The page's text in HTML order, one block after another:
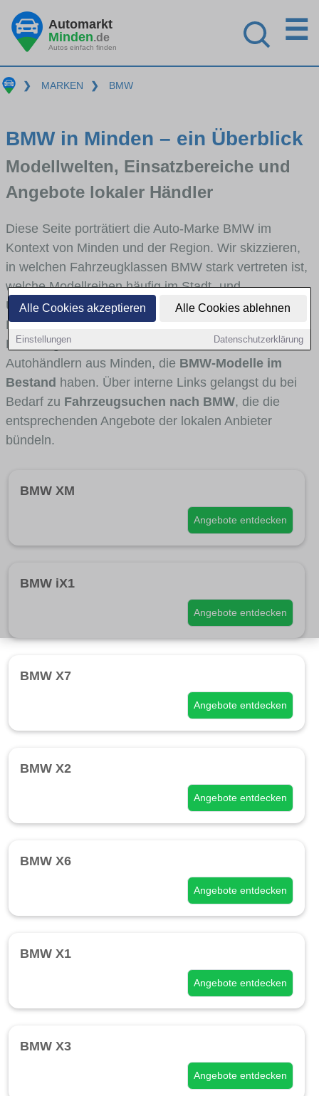
Alle Cookies akzeptieren Alle Cookies ablehnen
Einstellungen Datenschutzerklärung
Automarkt
Minden.de
Autos einfach finden
☰
❯ MARKEN ❯ BMW
BMW in Minden – ein Überblick
Modellwelten, Einsatzbereiche und
Angebote lokaler Händler
Diese Seite porträtiert die Auto-Marke BMW im
Kontext von Minden und der Region. Wir skizzieren,
in welchen Fahrzeugklassen BMW stark vertreten ist,
welche Modellreihen häufig im Stadt- und
Umlandverkehr zu sehen sind und für welche
Fahrertypen die Marke interessant ist. Viele
Fahrzeuge stammen von Autohäusern und
Autohändlern aus Minden, die BMW-Modelle im
Bestand haben. Über interne Links gelangst du bei
Bedarf zu Fahrzeugsuchen nach BMW, die die
entsprechenden Angebote der lokalen Anbieter
bündeln.
BMW XM
Angebote entdecken
BMW iX1
Angebote entdecken
BMW X7
Angebote entdecken
BMW X2
Angebote entdecken
BMW X6
Angebote entdecken
BMW X1
Angebote entdecken
BMW X3
Angebote entdecken